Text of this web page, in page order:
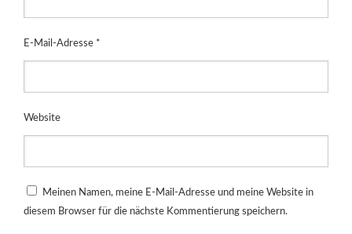
E-Mail-Adresse *
Website
Meinen Namen, meine E-Mail-Adresse und meine Website in
diesem Browser für die nächste Kommentierung speichern.